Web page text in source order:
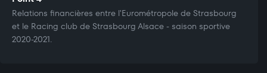
Relations financières entre l'Eurométropole de Strasbourg
et le Racing club de Strasbourg Alsace - saison sportive
2020-2021.